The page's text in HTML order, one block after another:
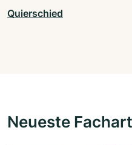
Quierschied
Neueste